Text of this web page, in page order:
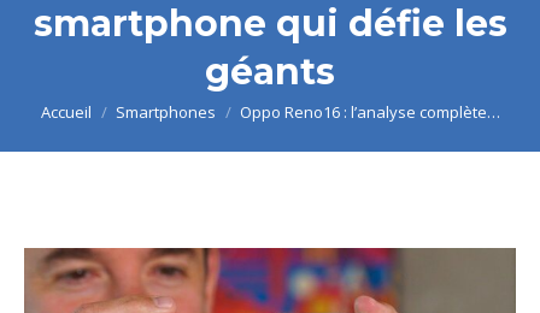
smartphone qui défie les
géants
Vous êtes ici :
Accueil Smartphones Oppo Reno16 : l’analyse complète…